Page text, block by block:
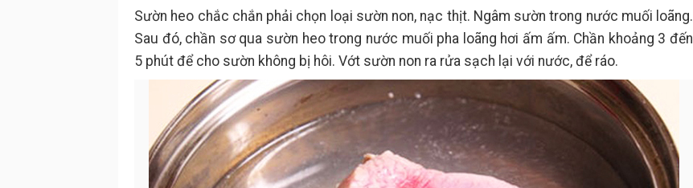
Sườn heo chắc chắn phải chọn loại sườn non, nạc thịt. Ngâm sườn trong nước muối loãng.
Sau đó, chần sơ qua sườn heo trong nước muối pha loãng hơi ấm ấm. Chần khoảng 3 đến
5 phút để cho sườn không bị hôi. Vớt sườn non ra rửa sạch lại với nước, để ráo.